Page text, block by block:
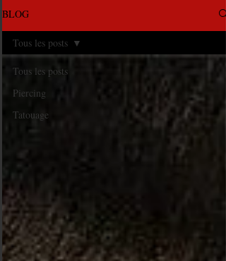
BLOG
Tous les posts
Piercing
Tatouage
Tous les posts